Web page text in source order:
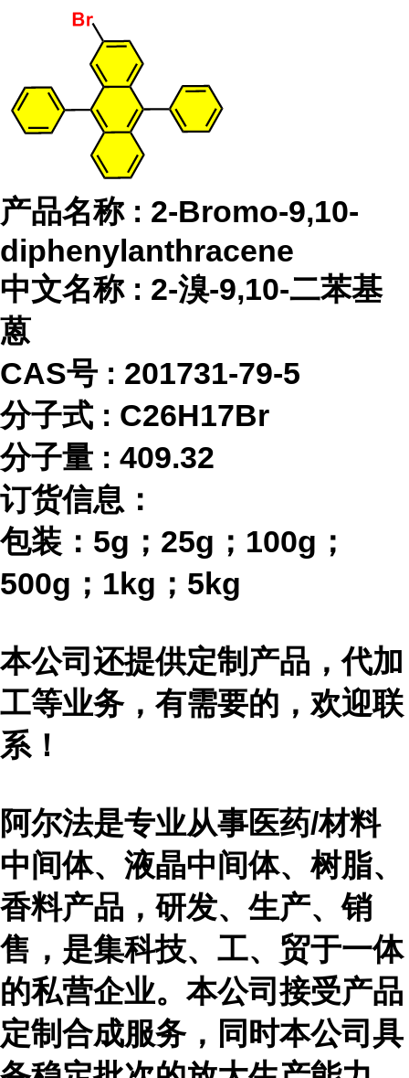
产品名称 : 2-Bromo-9,10-
diphenylanthracene
中文名称 : 2-溴-9,10-二苯基
蒽
CAS号 : 201731-79-5
分子式 : C26H17Br
分子量 : 409.32
订货信息：
包装： 5g；25g；100g；
500g；1kg；5kg
本公司还提供定制产品，代加
工等业务，有需要的，欢迎联
系！
阿尔法是专业从事医药/材料
中间体、液晶中间体、树脂、
香料产品，研发、生产、销
售，是集科技、工、贸于一体
的私营企业。本公司接受产品
定制合成服务，同时本公司具